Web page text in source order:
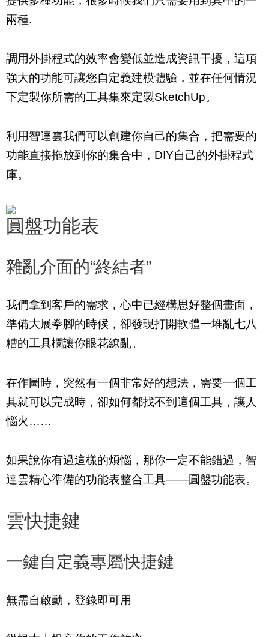
兩種.
調用外掛程式的效率會變低並造成資訊干擾，這項
強大的功能可讓您自定義建模體驗，並在任何情況
下定製你所需的工具集來定製SketchUp。
利用智達雲我們可以創建你自己的集合，把需要的
功能直接拖放到你的集合中，DIY自己的外掛程式
庫。
圓盤功能表
雜亂介面的“終結者”
我們拿到客戶的需求，心中已經構思好整個畫面，
準備大展拳腳的時候，卻發現打開軟體一堆亂七八
糟的工具欄讓你眼花繚亂。
在作圖時，突然有一個非常好的想法，需要一個工
具就可以完成時，卻如何都找不到這個工具，讓人
惱火……
如果說你有過這樣的煩惱，那你一定不能錯過，智
達雲精心準備的功能表整合工具——圓盤功能表。
雲快捷鍵
一鍵自定義專屬快捷鍵
無需自啟動，登錄即可用